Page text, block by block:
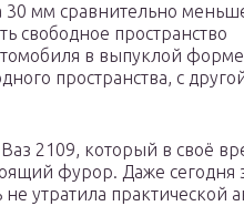
30 мм сравнительно
свободное пространство
в выпуклой
пространства, с
2109, который в своё
фурор. Даже сегодня
утратила практической